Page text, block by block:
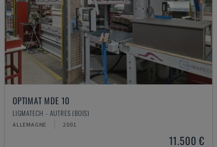
OPTIMAT MDE 10
LIGMATECH - AUTRES (BOIS)
ALLEMAGNE 2001
11.500 €